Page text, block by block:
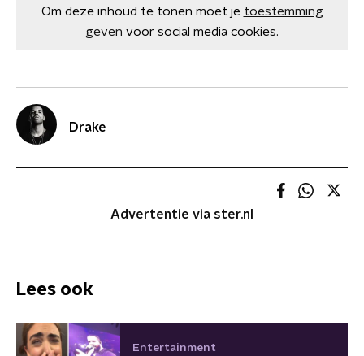
Om deze inhoud te tonen moet je toestemming
geven voor social media cookies.
Drake
Advertentie via ster.nl
Lees ook
Entertainment